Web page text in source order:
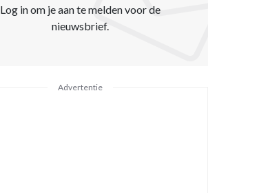
Log in om je aan te melden voor de
nieuwsbrief.
Advertentie